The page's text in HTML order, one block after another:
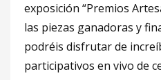
exposición “Premios
las piezas ganadoras y
podréis disfrutar de
participativos en vivo de